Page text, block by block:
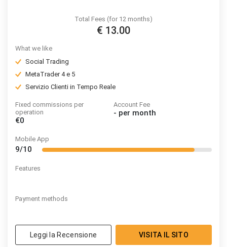
Total Fees (for 12 months)
€ 13.00
What we like
Social Trading
MetaTrader 4 e 5
Servizio Clienti in Tempo Reale
Fixed commissions per
operation
€0
Account Fee
- per month
Mobile App
9/10
Features
Payment methods
Leggi la Recensione VISITA IL SITO